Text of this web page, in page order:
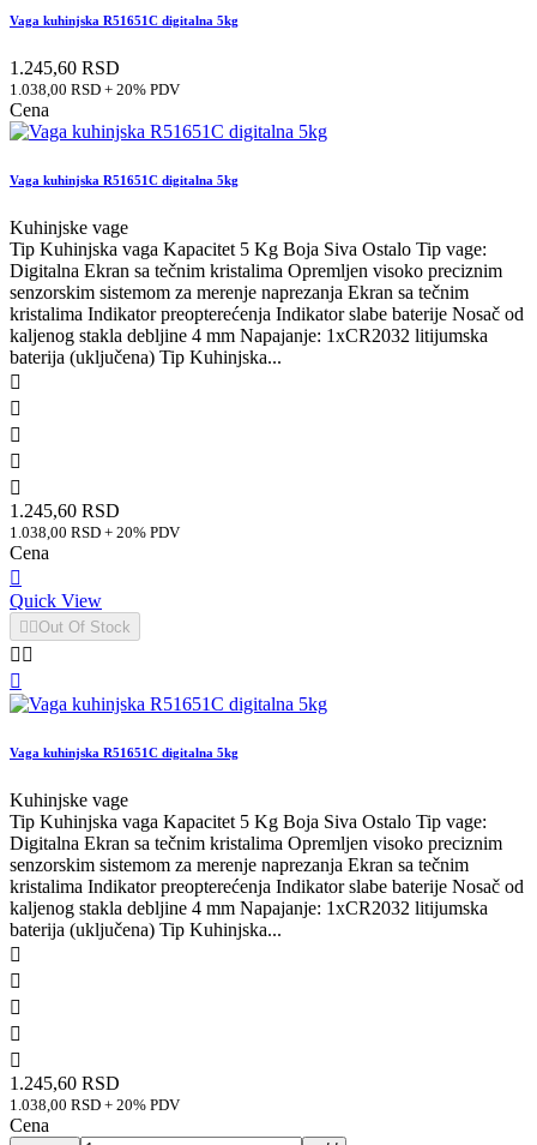
Vaga kuhinjska R51651C digitalna 5kg
1.245,60 RSD
1.038,00 RSD + 20% PDV
Cena
Vaga kuhinjska R51651C digitalna 5kg
Kuhinjske vage
Tip Kuhinjska vaga Kapacitet 5 Kg Boja Siva Ostalo Tip vage:
Digitalna Ekran sa tečnim kristalima Opremljen visoko preciznim
senzorskim sistemom za merenje naprezanja Ekran sa tečnim
kristalima Indikator preopterećenja Indikator slabe baterije Nosač od
kaljenog stakla debljine 4 mm Napajanje: 1xCR2032 litijumska
baterija (uključena) Tip Kuhinjska...





1.245,60 RSD
1.038,00 RSD + 20% PDV
Cena

Quick View
Out Of Stock
 

Vaga kuhinjska R51651C digitalna 5kg
Kuhinjske vage
Tip Kuhinjska vaga Kapacitet 5 Kg Boja Siva Ostalo Tip vage:
Digitalna Ekran sa tečnim kristalima Opremljen visoko preciznim
senzorskim sistemom za merenje naprezanja Ekran sa tečnim
kristalima Indikator preopterećenja Indikator slabe baterije Nosač od
kaljenog stakla debljine 4 mm Napajanje: 1xCR2032 litijumska
baterija (uključena) Tip Kuhinjska...





1.245,60 RSD
1.038,00 RSD + 20% PDV
Cena